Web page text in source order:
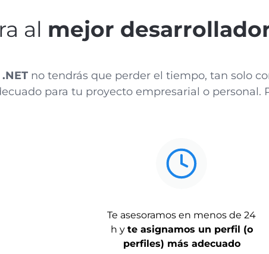
al mejor
no tendrás que perder el tiempo, tan solo
para tu proyecto empresarial o personal.
Te asesoramos en menos de 24
h y te asignamos un perfil (o
perfiles) más adecuado